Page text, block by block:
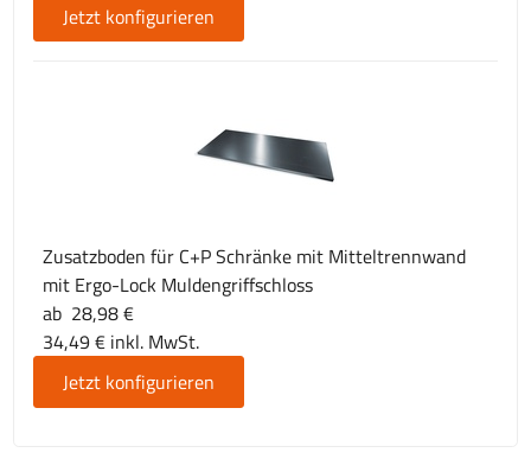
Jetzt konfigurieren
Zusatzboden für C+P Schränke mit Mitteltrennwand
mit Ergo-Lock Muldengriffschloss
ab 28,98 €
34,49 € inkl. MwSt.
Jetzt konfigurieren